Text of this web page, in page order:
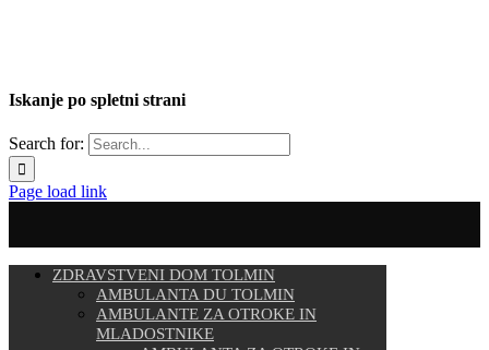
Iskanje po spletni strani
Search for:
Page load link
ZDRAVSTVENI DOM TOLMIN
AMBULANTA DU TOLMIN
AMBULANTE ZA OTROKE IN
MLADOSTNIKE